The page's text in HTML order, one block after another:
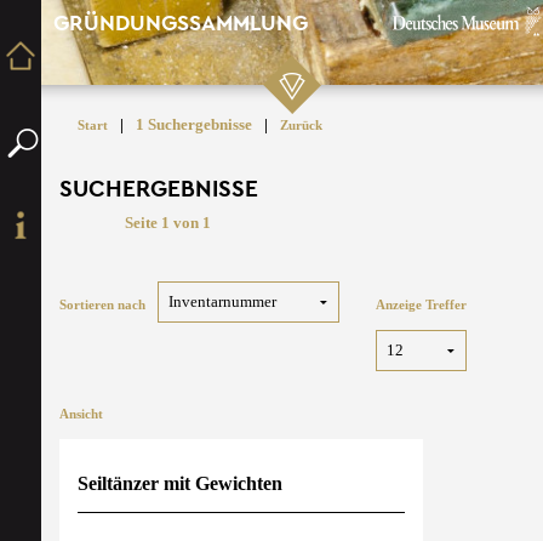
GRÜNDUNGSSAMMLUNG
Start | 1 Suchergebnisse | Zurück
SUCHERGEBNISSE
Seite 1 von 1
Sortieren nach Anzeige Treffer
Ansicht
Seiltänzer mit Gewichten